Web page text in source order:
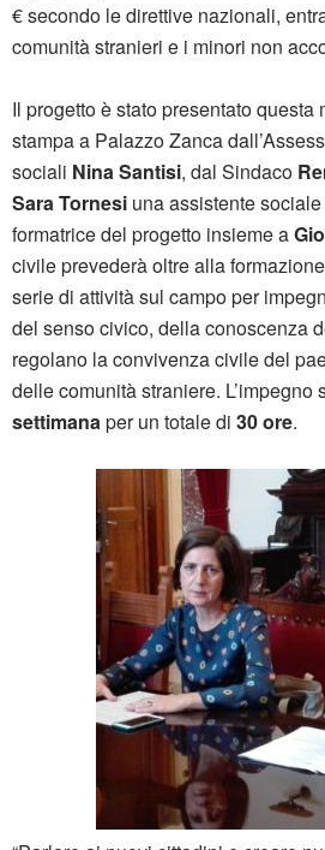
€ secondo le direttive nazionali,
comunità stranieri e i minori non
Il progetto è stato presentato questa
stampa a Palazzo Zanca
sociali Nina Santisi, dal Sindaco
Sara Tornesi una assistente
formatrice del progetto insieme a
civile prevederà oltre alla
serie di attività sul campo per
del senso civico, della conoscenza
regolano la convivenza civile del
delle comunità straniere. L’impegno
settimanaper un totale di 30 ore.